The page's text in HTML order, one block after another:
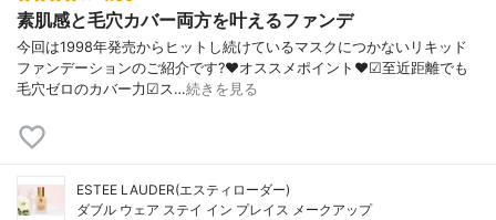
素肌感と毛穴カバー両方を叶えるファンデ
今回は1998年発売からヒットし続けているマスクにつかないリキッド
ファンデーションのご紹介です?❤︎オススメポイント❤︎☑︎至近距離でも
毛穴ゼロのカバー力☑︎ス…続きを見る
ESTEE LAUDER(エスティローダー)
ダブル ウェア ステイ イン プレイス メークアップ